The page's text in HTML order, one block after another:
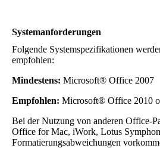
Systemanforderungen
Folgende Systemspezifikationen
empfohlen:
Mindestens: Microsoft® Office 2007
Empfohlen: Microsoft® Office 2010
Bei der Nutzung von anderen Office-
Office for Mac, iWork, Lotus
Formatierungsabweichungen